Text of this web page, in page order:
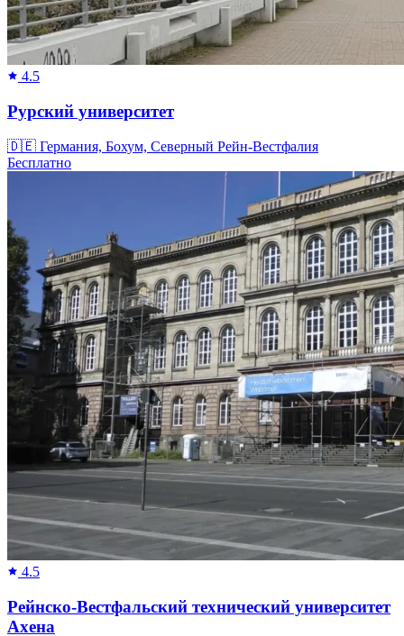
4.5
Рурский университет
🇩🇪 Германия, Бохум, Северный Рейн-Вестфалия
Бесплатно
4.5
Рейнско-Вестфальский технический университет
Ахена